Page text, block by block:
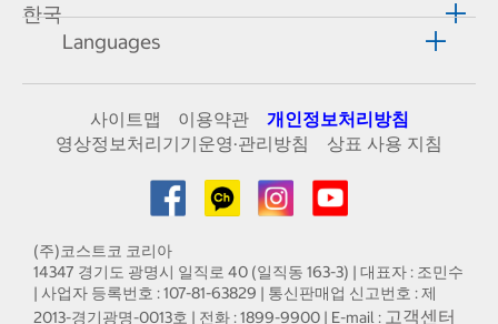
한국
Languages
사이트맵 이용약관
개인정보처리방침
영상정보처리기기운영·관리방침
상표 사용 지침
(주)코스트코 코리아
14347 경기도 광명시 일직로 40 (일직동 163-3) | 대표자 : 조민수
| 사업자 등록번호 : 107-81-63829 | 통신판매업 신고번호 : 제
2013-경기광명-0013호 | 전화 : 1899-9900 | E-mail : 고객센터